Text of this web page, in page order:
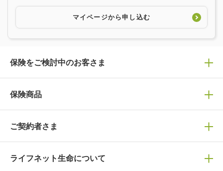
マイページから申し込む
保険をご検討中のお客さま
保険の選び方
保険選びで迷っている方はチェック！
保険の基礎知識や選び方を解説！
保険商品
保険商品一覧
万が一に備える
ご契約者さま
マイページログイン
ライフネット生命について